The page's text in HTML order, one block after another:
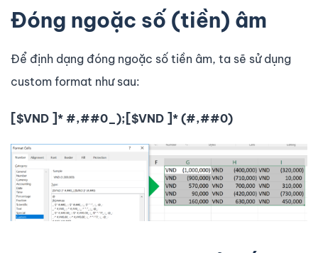
Đóng ngoặc số (tiền) âm
Để định dạng đóng ngoặc số tiền âm, ta sẽ sử dụng
custom format như sau:
[$VND ]* #,##0_);[$VND ]* (#,##0)